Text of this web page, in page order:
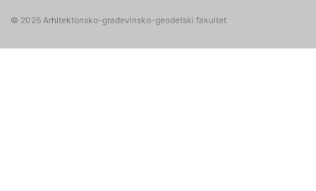
© 2026 Arhitektonsko-građevinsko-geodetski fakultet